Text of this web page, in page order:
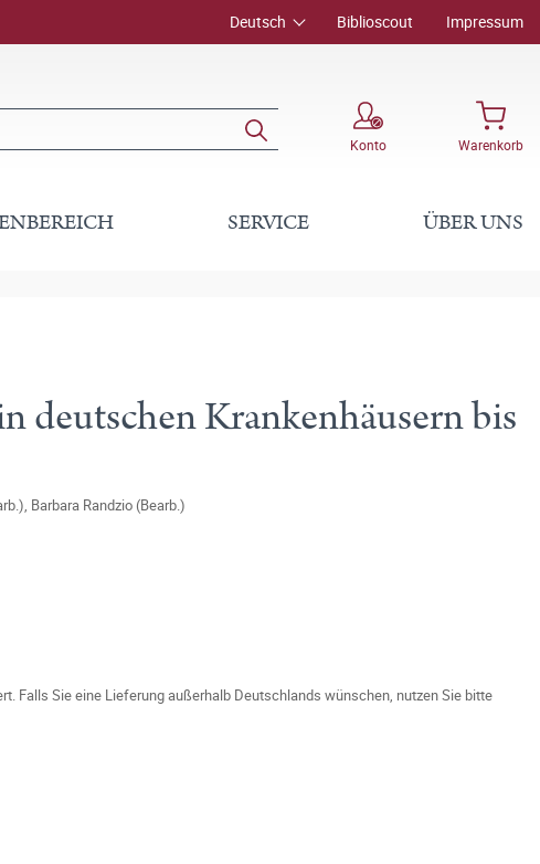
Deutsch Biblioscout Impressum
Konto Warenkorb
SERVICE ÜBER UNS
deutschen Krankenhäusern bis
, Barbara Randzio (Bearb.)
Falls Sie eine Lieferung außerhalb Deutschlands wünschen, nutzen Sie bitte